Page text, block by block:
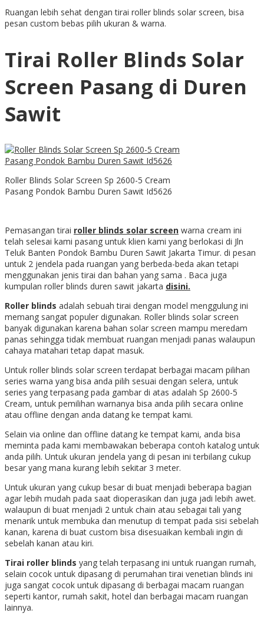
Ruangan lebih sehat dengan tirai roller blinds solar screen, bisa
pesan custom bebas pilih ukuran & warna.
Tirai Roller Blinds Solar
Screen Pasang di Duren
Sawit
Roller Blinds Solar Screen Sp 2600-5 Cream
Pasang Pondok Bambu Duren Sawit Id5626
Pemasangan tirai roller blinds solar screen warna cream ini
telah selesai kami pasang untuk klien kami yang berlokasi di Jln
Teluk Banten Pondok Bambu Duren Sawit Jakarta Timur. di pesan
untuk 2 jendela pada ruangan yang berbeda-beda akan tetapi
menggunakan jenis tirai dan bahan yang sama . Baca juga
kumpulan roller blinds duren sawit jakarta disini.
Roller blinds adalah sebuah tirai dengan model menggulung ini
memang sangat populer digunakan. Roller blinds solar screen
banyak digunakan karena bahan solar screen mampu meredam
panas sehingga tidak membuat ruangan menjadi panas walaupun
cahaya matahari tetap dapat masuk.
Untuk roller blinds solar screen terdapat berbagai macam pilihan
series warna yang bisa anda pilih sesuai dengan selera, untuk
series yang terpasang pada gambar di atas adalah Sp 2600-5
Cream, untuk pemilihan warnanya bisa anda pilih secara online
atau offline dengan anda datang ke tempat kami.
Selain via online dan offline datang ke tempat kami, anda bisa
meminta pada kami membawakan beberapa contoh katalog untuk
anda pilih. Untuk ukuran jendela yang di pesan ini terbilang cukup
besar yang mana kurang lebih sekitar 3 meter.
Untuk ukuran yang cukup besar di buat menjadi beberapa bagian
agar lebih mudah pada saat dioperasikan dan juga jadi lebih awet.
walaupun di buat menjadi 2 untuk chain atau sebagai tali yang
menarik untuk membuka dan menutup di tempat pada sisi sebelah
kanan, karena di buat custom bisa disesuaikan kembali ingin di
sebelah kanan atau kiri.
Tirai roller blinds yang telah terpasang ini untuk ruangan rumah,
selain cocok untuk dipasang di perumahan tirai venetian blinds ini
juga sangat cocok untuk dipasang di berbagai macam ruangan
seperti kantor, rumah sakit, hotel dan berbagai macam ruangan
lainnya.